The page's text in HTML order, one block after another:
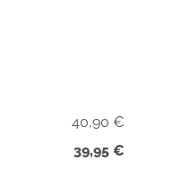
40,90 €
39,95 €